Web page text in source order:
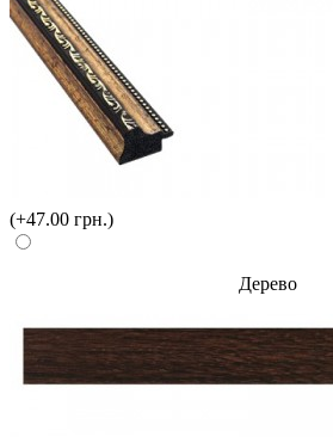
(+47.00 грн.)
Дерево